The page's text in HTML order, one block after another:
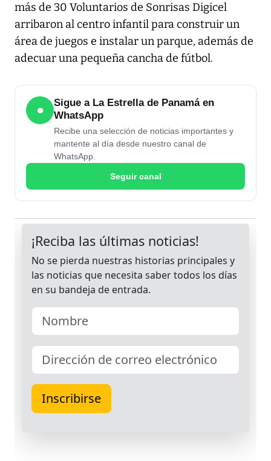
más de 30 Voluntarios de Sonrisas Digicel
arribaron al centro infantil para construir un
área de juegos e instalar un parque, además de
adecuar una pequeña cancha de fútbol.
●
Sigue a La Estrella de Panamá en
WhatsApp
Recibe una selección de noticias importantes y
mantente al día desde nuestro canal de
WhatsApp.
Seguir canal